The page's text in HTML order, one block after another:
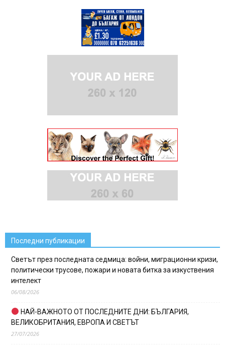
Последни публикации
Светът през последната седмица: войни, миграционни кризи,
политически трусове, пожари и новата битка за изкуствения
интелект
06/08/2026
НАЙ-ВАЖНОТО ОТ ПОСЛЕДНИТЕ ДНИ: БЪЛГАРИЯ,
ВЕЛИКОБРИТАНИЯ, ЕВРОПА И СВЕТЪТ
27/07/2026